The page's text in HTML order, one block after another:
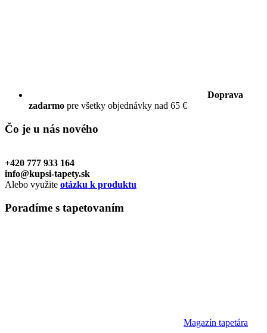
Doprava
zadarmo pre všetky objednávky nad 65 €
Čo je u nás nového
+420 777 933 164
info@kupsi-tapety.sk
Alebo využite otázku k produktu
Poradíme s tapetovaním
Magazín tapetára